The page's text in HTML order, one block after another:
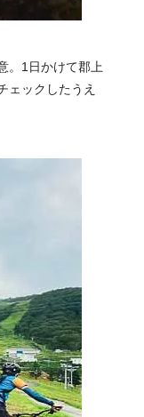
。1日かけて郡上
ェックしたうえ